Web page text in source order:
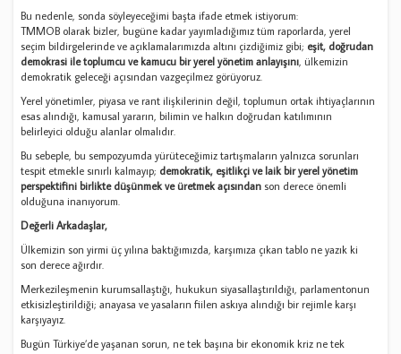
Bu nedenle, sonda söyleyeceğimi başta ifade etmek istiyorum:
TMMOB olarak bizler, bugüne kadar yayımladığımız tüm raporlarda, yerel
seçim bildirgelerinde ve açıklamalarımızda altını çizdiğimiz gibi; eşit, doğrudan
demokrasi ile toplumcu ve kamucu bir yerel yönetim anlayışını, ülkemizin
demokratik geleceği açısından vazgeçilmez görüyoruz.
Yerel yönetimler, piyasa ve rant ilişkilerinin değil, toplumun ortak ihtiyaçlarının
esas alındığı, kamusal yararın, bilimin ve halkın doğrudan katılımının
belirleyici olduğu alanlar olmalıdır.
Bu sebeple, bu sempozyumda yürüteceğimiz tartışmaların yalnızca sorunları
tespit etmekle sınırlı kalmayıp; demokratik, eşitlikçi ve laik bir yerel yönetim
perspektifini birlikte düşünmek ve üretmek açısından son derece önemli
olduğuna inanıyorum.
Değerli Arkadaşlar,
Ülkemizin son yirmi üç yılına baktığımızda, karşımıza çıkan tablo ne yazık ki
son derece ağırdır.
Merkezileşmenin kurumsallaştığı, hukukun siyasallaştırıldığı, parlamentonun
etkisizleştirildiği; anayasa ve yasaların fiilen askıya alındığı bir rejimle karşı
karşıyayız.
Bugün Türkiye’de yaşanan sorun, ne tek başına bir ekonomik kriz ne tek